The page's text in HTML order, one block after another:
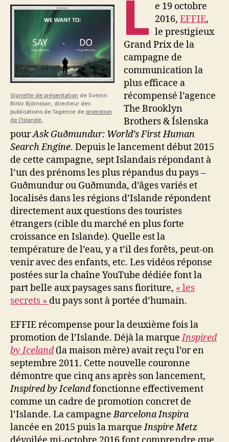
Vignette de présentation de Sveinn
Birkir Björnsson, directeur des
publications de l’agence de promotion
de l’Islande.
L e 19 octobre
2016,EFFIE,
le prestigieux
Grand Prix de la
campagne de
communication la
plus efficace a
récompensé l’agence
The Brooklyn
Brothers & Íslenska
pourAsk Guðmundur: World’s First Human
Search Engine. Depuis le lancement début 2015
de cette campagne, sept Islandais répondant à
l’un des prénoms les plus répandus du pays –
Guðmundur ou Guðmunda, d’âges variés et
localisés dans les régions d’Islande répondent
directement aux questions des touristes
étrangers (cible du marché en plus forte
croissance en Islande). Quelle est la
température de l’eau, y a t’il des forêts, peut-on
venir avec des enfants, etc. Les vidéos réponse
postées sur la chaîne YouTube dédiée font la
part belle aux paysages sans fioriture, « les
secrets » du pays sont à portée d’humain.
EFFIE récompense pour la deuxième fois la
promotion de l’Islande. Déjà la marqueInspired
by Iceland(la maison mère) avait reçu l’or en
septembre 2011. Cette nouvelle couronne
démontre que cinq ans après son lancement,
Inspired by Icelandfonctionne effectivement
comme un cadre de promotion concret de
l’Islande. La campagneBarcelona Inspira
lancée en 2015 puis la marqueInspire Metz